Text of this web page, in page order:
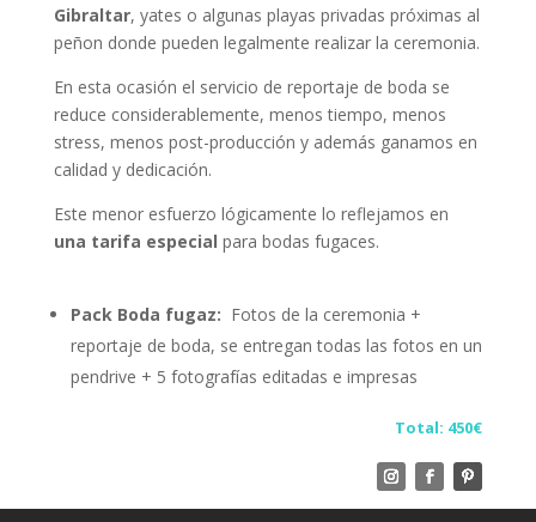
Gibraltar, yates o algunas playas privadas próximas al
peñon donde pueden legalmente realizar la ceremonia.
En esta ocasión el servicio de reportaje de boda se
reduce considerablemente, menos tiempo, menos
stress, menos post-producción y además ganamos en
calidad y dedicación.
Este menor esfuerzo lógicamente lo reflejamos en
una tarifa especial para bodas fugaces.
Pack Boda fugaz: Fotos de la ceremonia +
reportaje de boda, se entregan todas las fotos en un
pendrive + 5 fotografías editadas e impresas
Total: 450€